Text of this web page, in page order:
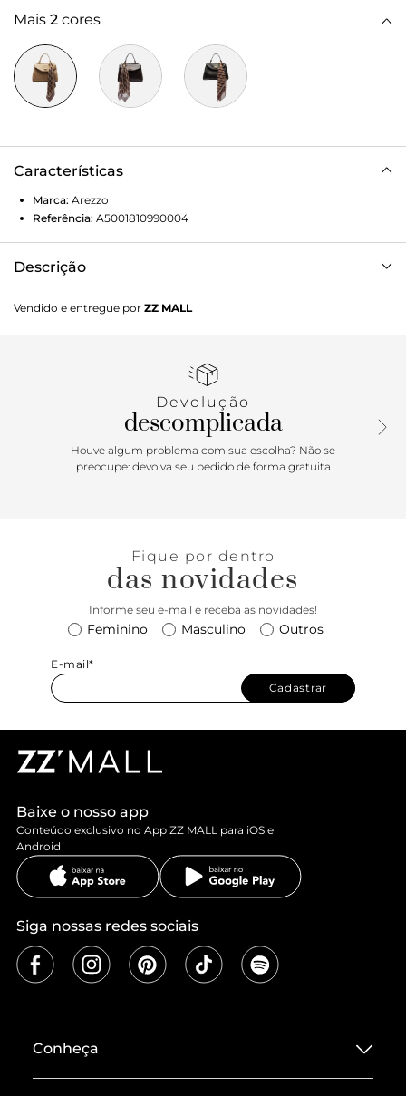
Mais 2 cores
Características
Marca: Arezzo
Referência: A5001810990004
Descrição
formato estruturado e acabamento texturizado. Traz alça
lateral removível e alça de mão. Possui fecho em tampo
peça metálica. Acompanha lenço marrom com estampa
bolsa por argola metálica.
Vendido e entregue por ZZ MALL
Devolução
descomplicada
Houve algum problema com sua escolha? Não se
preocupe: devolva seu pedido de forma gratuita
Fique por dentro
das novidades
Informe seu e-mail e receba as novidades!
Feminino Masculino Outros
E-mail*
Cadastrar
Baixe o nosso app
Conteúdo exclusivo no App ZZ MALL para iOS e
Android
Siga nossas redes sociais
Conheça